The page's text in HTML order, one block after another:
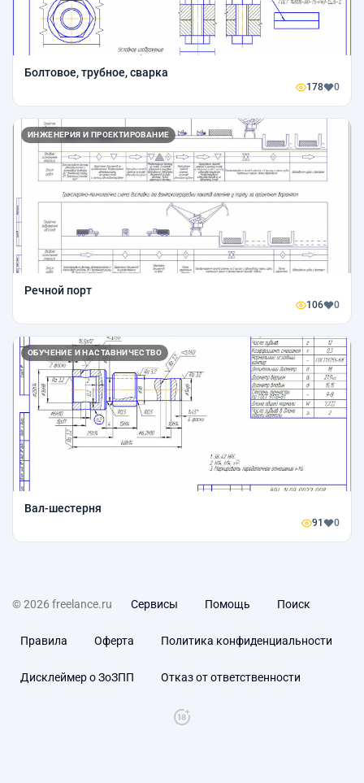
Болтовое, трубное, сварка
178 0
ИНЖЕНЕРИЯ И ПРОЕКТИРОВАНИЕ
Речной порт
106 0
ОБУЧЕНИЕ И НАСТАВНИЧЕСТВО
Вал-шестерня
91 0
© 2026 freelance.ru Сервисы Помощь Поиск
Правила Оферта Политика конфиденциальности
Дисклеймер о ЗоЗПП Отказ от ответственности